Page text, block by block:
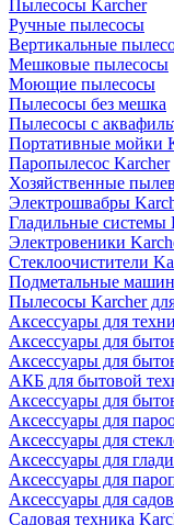
Пылесосы Karcher
Ручные пылесосы
Вертикальные
Мешковые пылесосы
Моющие пылесосы
Пылесосы без мешка
Пылесосы с
Портативные мойки
Паропылесос Karcher
Хозяйственные
Электрошвабры
Гладильные системы
Электровеники
Стеклоочистители
Подметальные
Пылесосы Karcher
Аксессуары для
Аксессуары для
Аксессуары для
АКБ для бытовой
Аксессуары для
Аксессуары для
Аксессуары для
Аксессуары для
Аксессуары для
Аксессуары для
Садовая техника